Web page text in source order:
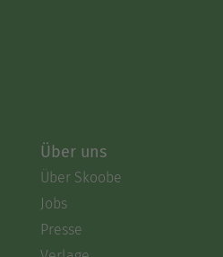
Über uns
Über Skoobe
Jobs
Presse